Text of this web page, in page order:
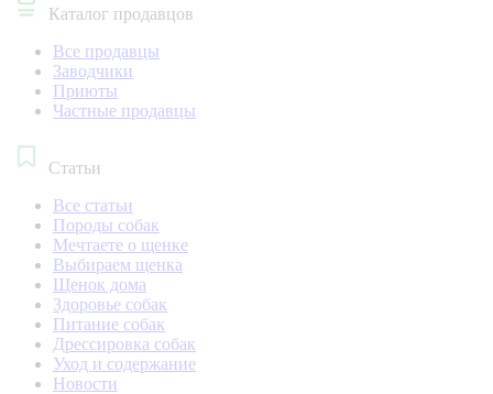
Каталог продавцов
Все продавцы
Заводчики
Приюты
Частные продавцы
Статьи
Все статьи
Породы собак
Мечтаете о щенке
Выбираем щенка
Щенок дома
Здоровье собак
Питание собак
Дрессировка собак
Уход и содержание
Новости